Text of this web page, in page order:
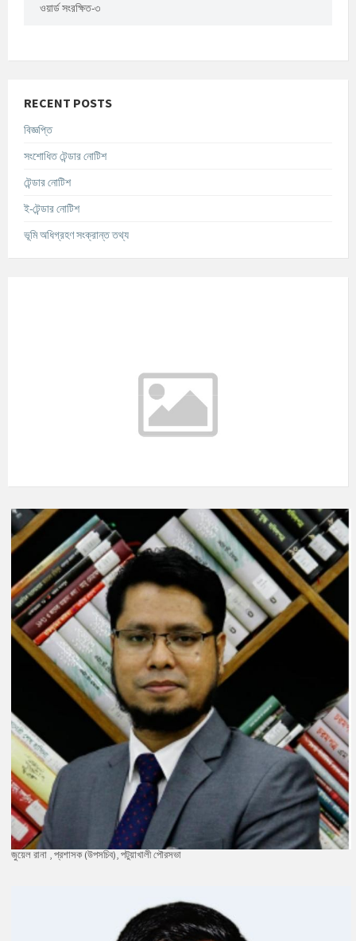
ওয়ার্ড সংরক্ষিত-৩
RECENT POSTS
বিজ্ঞপ্তি
সংশোধিত টেন্ডার নোটিশ
টেন্ডার নোটিশ
ই-টেন্ডার নোটিশ
ভূমি অধিগ্রহণ সংক্রান্ত তথ্য
জুয়েল রানা , প্রশাসক (উপসচিব), পটুয়াখালী পৌরসভা